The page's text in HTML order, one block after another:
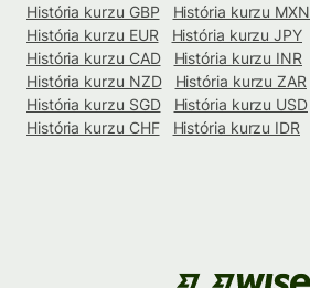
História kurzu GBP
História kurzu MXN
História kurzu EUR
História kurzu JPY
História kurzu CAD
História kurzu INR
História kurzu NZD
História kurzu ZAR
História kurzu SGD
História kurzu USD
História kurzu CHF
História kurzu IDR